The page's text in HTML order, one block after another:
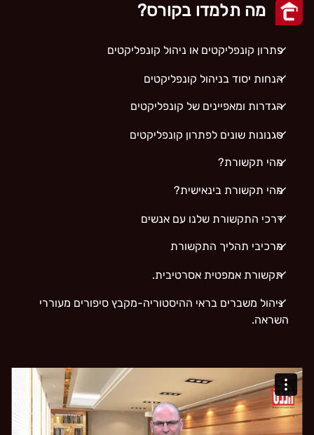
מה תלמדו בקורס?
פתרון קונפליקטים או ניהול קונפליקטים
הנחות יסוד בניהול קונפליקטים
הגדרות ומאפיינים של קונפליקטים
סגנונות שונים לפתרון קונפליקטים
מהי תקשורת?
מהי תקשורת בינאישית?
דרכי התקשורת שלנו עם אנשים
מרכיבי תהליך התקשורת
תקשורת אמפטית אסרטיבית.
ניהול משברים בראי ההיסטוריה-מקבץ סיפורים מעוררי
השראה.